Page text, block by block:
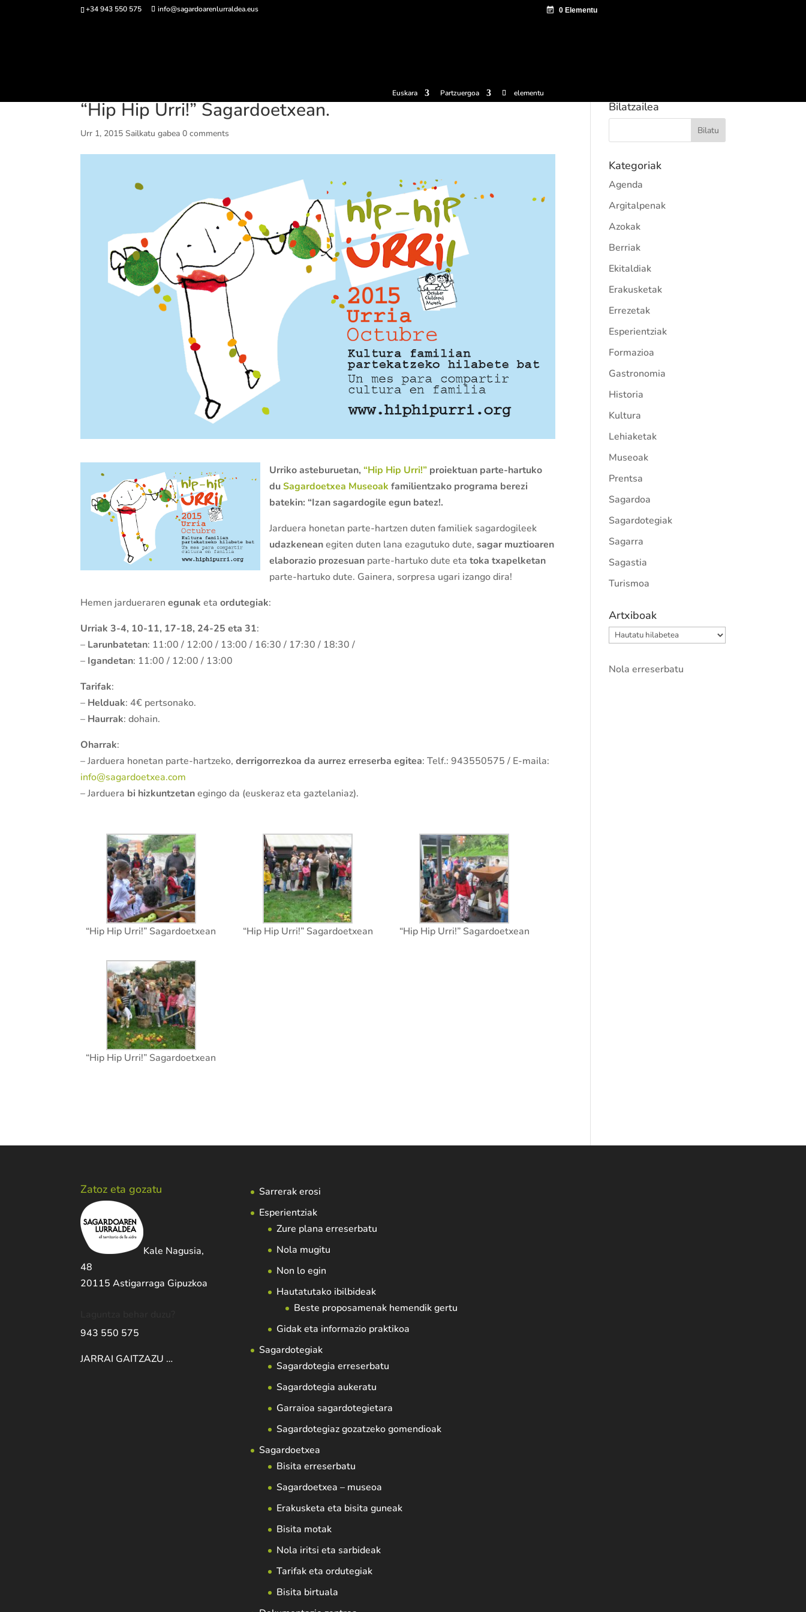
+34 943 550 575 info@sagardoarenlurraldea.eus
Euskara Partzuergoa elementu
“Hip Hip Urri!” Sagardoetxean.
Urr 1, 2015 Sailkatu gabea 0 comments
Urriko asteburuetan,“Hip Hip Urri!” proiektuan parte-hartuko
du Sagardoetxea Museoak familientzako programa berezi
batekin: “Izan sagardogile egun batez!.
Jarduera honetan parte-hartzen duten familiek sagardogileek
udazkeneanegiten duten lana ezagutuko dute, sagar muztioaren
elaborazio prozesuan parte-hartuko dute etatoka txapelketan
parte-hartuko dute. Gainera, sorpresa ugari izango dira!
Hemen jarduerarenegunaketaordutegiak:
Urriak 3-4, 10-11, 17-18, 24-25 eta 31:
– Larunbatetan: 11:00 / 12:00 / 13:00 / 16:30 / 17:30 / 18:30 /
– Igandetan: 11:00 / 12:00 / 13:00
Tarifak:
– Helduak: 4€ pertsonako.
– Haurrak: dohain.
Oharrak:
– Jarduera honetan parte-hartzeko,derrigorrezkoa da aurrez erreserba egitea: Telf.: 943550575 / E-maila:
info@sagardoetxea.com
– Jarduera bi hizkuntzetanegingo da (euskeraz eta gaztelaniaz).
“Hip Hip Urri!” Sagardoetxean “Hip Hip Urri!” Sagardoetxean “Hip Hip Urri!” Sagardoetxean
“Hip Hip Urri!” Sagardoetxean
Bilatzailea
Kategoriak
Agenda
Argitalpenak
Azokak
Berriak
Ekitaldiak
Erakusketak
Errezetak
Esperientziak
Formazioa
Gastronomia
Historia
Kultura
Lehiaketak
Museoak
Prentsa
Sagardoa
Sagardotegiak
Sagarra
Sagastia
Turismoa
Artxiboak
Artxiboak
Nola erreserbatu
Zatoz eta gozatu
Kale Nagusia,
48
20115 Astigarraga Gipuzkoa
943 550 575
JARRAI GAITZAZU …
Sarrerak erosi
Esperientziak
Zure plana erreserbatu
Nola mugitu
Non lo egin
Hautatutako ibilbideak
Beste proposamenak hemendik gertu
Gidak eta informazio praktikoa
Sagardotegiak
Sagardotegia erreserbatu
Sagardotegia aukeratu
Garraioa sagardotegietara
Sagardotegiaz gozatzeko gomendioak
Sagardoetxea
Bisita erreserbatu
Sagardoetxea – museoa
Erakusketa eta bisita guneak
Bisita motak
Nola iritsi eta sarbideak
Tarifak eta ordutegiak
Bisita birtuala